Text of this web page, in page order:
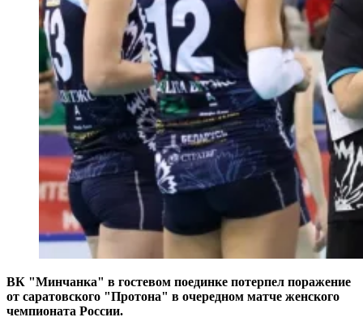
ВК "Минчанка" в гостевом поединке потерпел поражение
от саратовского "Протона" в очередном матче женского
чемпионата России.